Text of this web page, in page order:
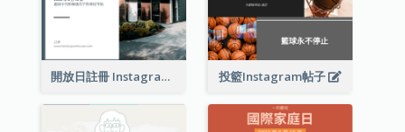
開放日註冊 Instagram 帖子 投籃Instagram帖子